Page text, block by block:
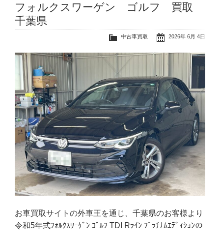
フォルクスワーゲン ゴルフ 買取
千葉県
2026年 6月 4日
中古車買取
お車買取サイトの外車王を通じ、千葉県のお客様より
令和5年式ﾌｫﾙｸｽﾜｰｹﾞﾝ ｺﾞﾙﾌ TDI Rﾗｲﾝ ﾌﾟﾗﾁﾅﾑｴﾃﾞｨｼｮﾝの